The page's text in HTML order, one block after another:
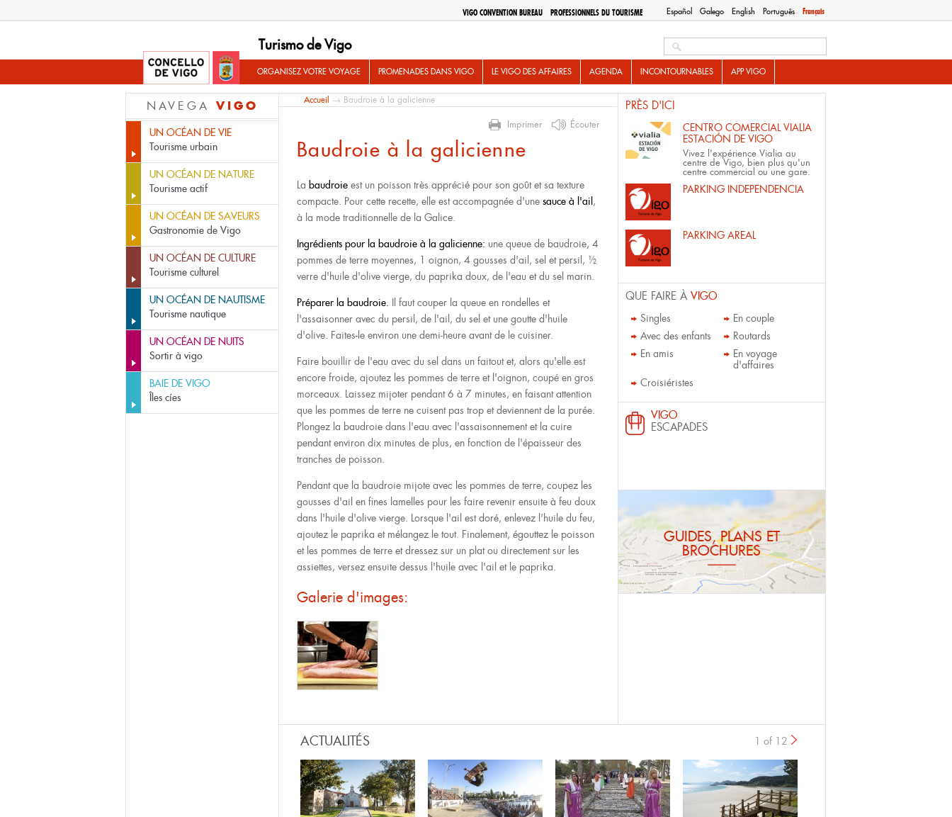
Español Galego English Português Français
VIGO CONVENTION BUREAU PROFESSIONNELS DU TOURISME
Turismo de Vigo
ORGANISEZ VOTRE VOYAGE PROMENADES DANS VIGO LE VIGO DES AFFAIRES AGENDA INCONTOURNABLES APP VIGO
NAVEGA VIGO
UN OCÉAN DE VIE
Tourisme urbain
UN OCÉAN DE NATURE
Tourisme actif
UN OCÉAN DE SAVEURS
Gastronomie de Vigo
UN OCÉAN DE CULTURE
Tourisme culturel
UN OCÉAN DE NAUTISME
Tourisme nautique
UN OCÉAN DE NUITS
Sortir à vigo
BAIE DE VIGO
Îles cíes
Accueil → Baudroie à la galicienne
Imprimer Écouter
Baudroie à la galicienne
La baudroie est un poisson très apprécié pour son goût et sa texture
compacte. Pour cette recette, elle est accompagnée d'une sauce à l'ail ,
à la mode traditionnelle de la Galice.
Ingrédients pour la baudroie à la galicienne: une queue de baudroie, 4
pommes de terre moyennes, 1 oignon, 4 gousses d'ail, sel et persil, ½
verre d'huile d'olive vierge, du paprika doux, de l'eau et du sel marin.
Préparer la baudroie. Il faut couper la queue en rondelles et
l'assaisonner avec du persil, de l'ail, du sel et une goutte d'huile
d'olive. Faites-le environ une demi-heure avant de le cuisiner.
Faire bouillir de l'eau avec du sel dans un faitout et, alors qu'elle est
encore froide, ajoutez les pommes de terre et l'oignon, coupé en gros
morceaux. Laissez mijoter pendant 6 à 7 minutes, en faisant attention
que les pommes de terre ne cuisent pas trop et deviennent de la purée.
Plongez la baudroie dans l'eau avec l'assaisonnement et la cuire
pendant environ dix minutes de plus, en fonction de l'épaisseur des
tranches de poisson.
Pendant que la baudroie mijote avec les pommes de terre, coupez les
gousses d'ail en fines lamelles pour les faire revenir ensuite à feu doux
dans l'huile d'olive vierge. Lorsque l'ail est doré, enlevez l'huile du feu,
ajoutez le paprika et mélangez le tout. Finalement, égouttez le poisson
et les pommes de terre et dressez sur un plat ou directement sur les
assiettes, versez ensuite dessus l'huile avec l'ail et le paprika.
Galerie d'images:
PRÈS D'ICI
CENTRO COMERCIAL VIALIA
ESTACIÓN DE VIGO
Vivez l'expérience Vialia au
centre de Vigo, bien plus qu'un
centre commercial ou une gare.
PARKING INDEPENDENCIA
PARKING AREAL
QUE FAIRE À VIGO
Singles
En couple
Avec des enfants
Routards
En amis
En voyage
d'affaires
Croisiéristes
VIGO
ESCAPADES
GUIDES, PLANS ET
BROCHURES
ACTUALITÉS 1 of 12